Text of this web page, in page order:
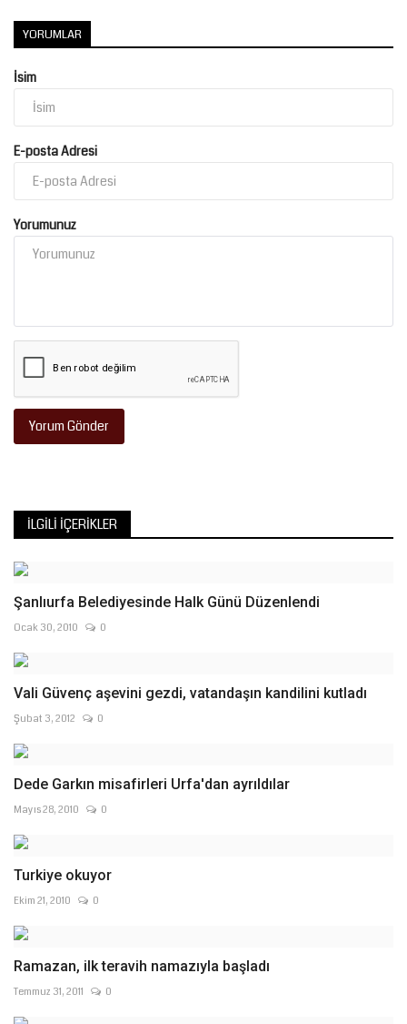
YORUMLAR
İsim
E-posta Adresi
Yorumunuz
Yorum Gönder
İLGILI İÇERIKLER
Şanlıurfa Belediyesinde Halk Günü Düzenlendi
Ocak 30, 2010 0
Vali Güvenç aşevini gezdi, vatandaşın kandilini kutladı
Şubat 3, 2012 0
Dede Garkın misafirleri Urfa'dan ayrıldılar
Mayıs 28, 2010 0
Turkiye okuyor
Ekim 21, 2010 0
Ramazan, ilk teravih namazıyla başladı
Temmuz 31, 2011 0